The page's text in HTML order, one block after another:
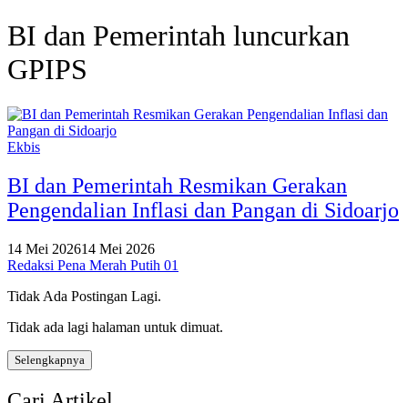
BI dan Pemerintah luncurkan
GPIPS
Ekbis
BI dan Pemerintah Resmikan Gerakan
Pengendalian Inflasi dan Pangan di Sidoarjo
14 Mei 202614 Mei 2026
Redaksi Pena Merah Putih 01
Tidak Ada Postingan Lagi.
Tidak ada lagi halaman untuk dimuat.
Selengkapnya